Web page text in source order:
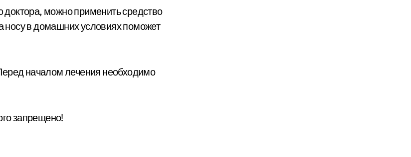
доктора, можно применить средство
носу в домашних условиях поможет
началом лечения необходимо
запрещено!